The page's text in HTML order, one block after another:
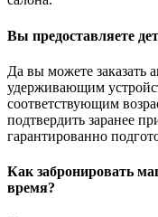
Вы предоставляете
Да вы можете заказать
удерживающим
соответствующим
подтвердить заранее
гарантированно
Как забронировать
время?